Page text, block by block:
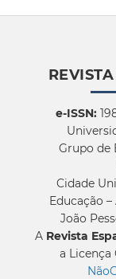
e-ISSN:
Grupo de
Cidade
Educação
João
A Revista
a Licença